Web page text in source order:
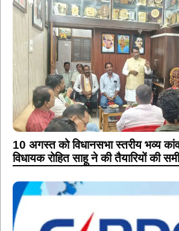
10 अगस्त को विधानसभा स्तरीय भव्य
विधायक रोहित साहू ने की तैयारियों की